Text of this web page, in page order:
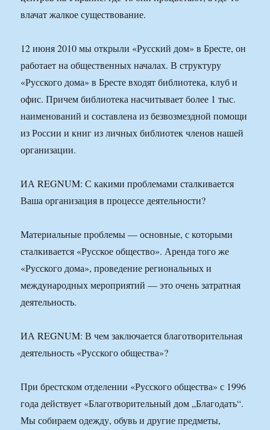
влачат жалкое существование.
12 июня 2010 мы открыли «Русский дом» в Бресте, он
работает на общественных началах. В структуру
«Русского дома» в Бресте входят библиотека, клуб и
офис. Причем библиотека насчитывает более 1 тыс.
наименований и составлена из безвозмездной помощи
из России и книг из личных библиотек членов нашей
организации.
ИА REGNUM: С какими проблемами сталкивается
Ваша организация в процессе деятельности?
Материальные проблемы — основные, с которыми
сталкивается «Русское общество». Аренда того же
«Русского дома», проведение региональных и
международных мероприятий — это очень затратная
деятельность.
ИА REGNUM: В чем заключается благотворительная
деятельность «Русского общества»?
При брестском отделении «Русского общества» с 1996
года действует «Благотворительный дом „Благодать“.
Мы собираем одежду, обувь и другие предметы,